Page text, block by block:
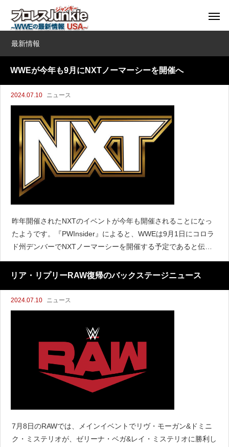
最新情報
WWEが今年も9月にNXTノーマーシーを開催へ
2024.07.10 ニュース
昨年開催されたNXTのイベントが今年も開催されることになっ
たようです。『PWInsider』によると、WWEは9月1日にコロラ
ド州デンバーでNXTノーマーシーを開催する予定であると伝え
ています。ノーマーシーは1999年から2008年までメインロスタ
ーのPPVとして使用され、その後20
リア・リプリーRAW復帰のバックステージニュース
2024.07.10 ニュース
7月8日のRAWでは、メインイベントでリヴ・モーガン&ドミニ
ク・ミステリオが、ゼリーナ・ベガ&レイ・ミステリオに勝利し